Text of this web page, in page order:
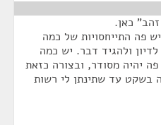
כאן.
פה התייחסויות של כמה
ולהגיד דבר. יש כמה
פה יהיה מסודר, ובצורה כזאת
בשקט עד שתינתן לי רשות